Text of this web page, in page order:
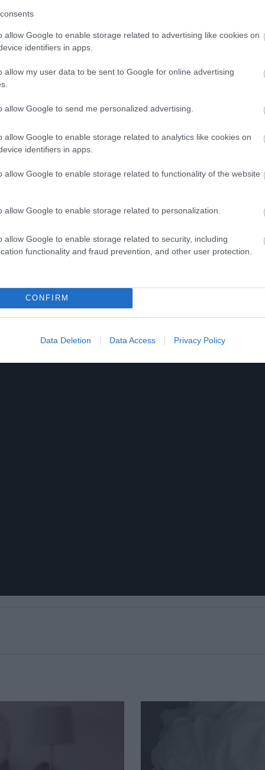
allow Google to enable storage related to advertising like cookies on
identifiers in apps.
allow my user data to be sent to Google for online advertising
allow Google to send me personalized advertising.
allow Google to enable storage related to analytics like cookies on
identifiers in apps.
allow Google to enable storage related to functionality of the website
allow Google to enable storage related to personalization.
allow Google to enable storage related to security, including
functionality and fraud prevention, and other user protection.
CONFIRM
Data Deletion Data Access Privacy Policy
May 23, 2026
και με σοβαρές ψυχιατρικές διαταραχές,
κατακόρυφη αύξηση σε αναφορές για
και αυτοκτονικές τάσεις ή βίαιη
σύστημα
ο Nicolas Hulscher εξηγεί τον βιολογικό
παρενέργειες.
τον αιματοεγκεφαλικό φραγμό –τον
από ξένα στοιχεία. Αυτό έχει ως
πρωτεΐνες-ακίδες (spike proteins) και άλλοι
στον εγκέφαλο και τον νωτιαίο μυελό.
ότι ο μηχανισμός αυτός βρίσκεται σε
εξασθένησης που παρατηρούνται